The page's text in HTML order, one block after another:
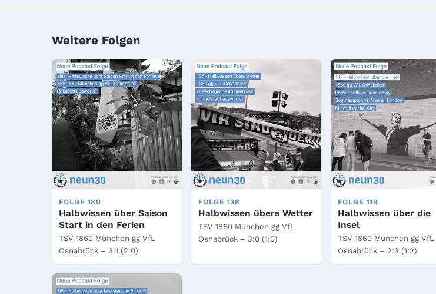
Weitere Folgen
FOLGE 180
Halbwissen über Saison
Start in den Ferien
TSV 1860 München gg VfL
Osnabrück – 3:1 (2:0)
FOLGE 136
Halbwissen übers Wetter
TSV 1860 München gg VfL
Osnabrück – 3:0 (1:0)
FOLGE 119
Halbwissen über die
Insel
TSV 1860 München gg VfL
Osnabrück – 2:3 (1:2)